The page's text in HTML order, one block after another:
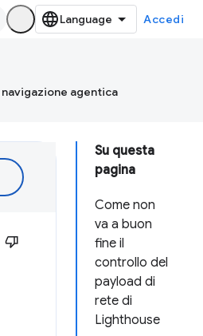
Accedi
agentica
Su questa
pagina
Come non
va a buon
fine il
controllo del
payload di
rete di
Lighthouse